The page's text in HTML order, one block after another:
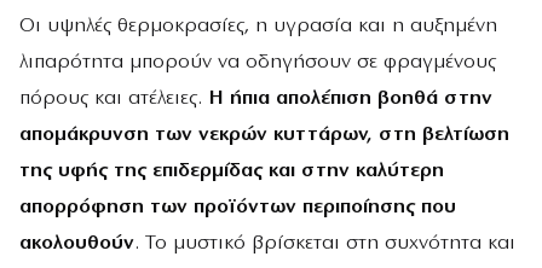
Οι υψηλές θερμοκρασίες, η υγρασία και η αυξημένη
λιπαρότητα μπορούν να οδηγήσουν σε φραγμένους
πόρους και ατέλειες. Η ήπια απολέπιση βοηθά στην
απομάκρυνση των νεκρών κυττάρων, στη βελτίωση
της υφής της επιδερμίδας και στην καλύτερη
απορρόφηση των προϊόντων περιποίησης που
ακολουθούν. Το μυστικό βρίσκεται στη συχνότητα και